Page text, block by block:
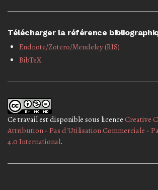
Télécharger la référence
Endnote/Zotero/Mendeley (RIS)
BibTeX
Ce travail est disponible sous licence Creative
Attribution - Pas d'Utilisation Commerciale -
4.0 International.